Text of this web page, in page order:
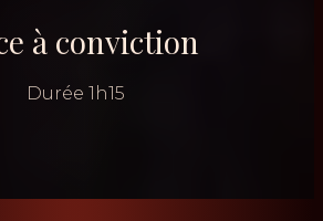
à conviction
Durée 1h15